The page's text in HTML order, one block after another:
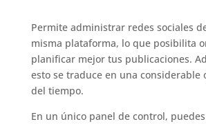
Permite administrar redes sociales
misma plataforma, lo que posibilita
planificar mejor tus publicaciones.
esto se traduce en una considerable
del tiempo.
En un único panel de control,